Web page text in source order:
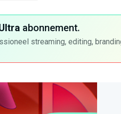
abonnement.
streaming, editing,